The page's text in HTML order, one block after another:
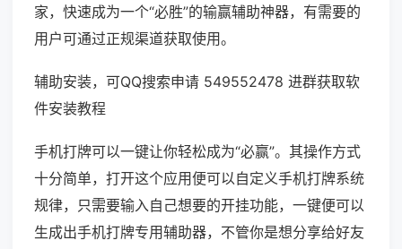
家，快速成为一个“必胜”的输赢辅助神器，有需要的
用户可通过正规渠道获取使用。
辅助安装，可QQ搜索申请 549552478 进群获取软
件安装教程
手机打牌可以一键让你轻松成为“必赢”。其操作方式
十分简单，打开这个应用便可以自定义手机打牌系统
规律，只需要输入自己想要的开挂功能，一键便可以
生成出手机打牌专用辅助器，不管你是想分享给好友